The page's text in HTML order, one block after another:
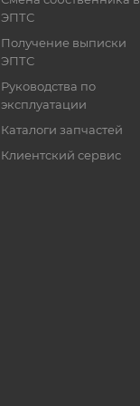
ЭПТС
Получение выписки
ЭПТС
Руководства по
эксплуатации
Каталоги запчастей
Клиентский сервис